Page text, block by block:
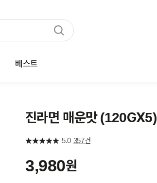
베스트
진라면 매운맛 (120GX5)
5.0 357건
3,980원